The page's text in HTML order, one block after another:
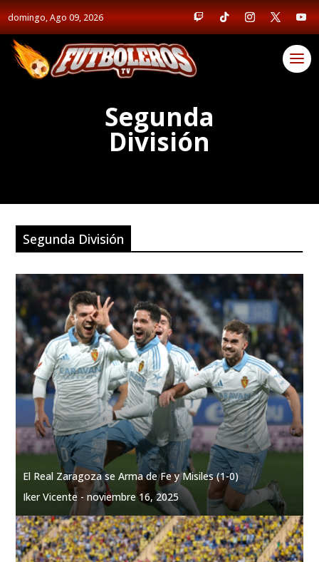
domingo, Ago 09, 2026
Segunda
División
Segunda División
El Real Zaragoza se Arma de Fe y Misiles (1-0)
Iker Vicente -noviembre 16, 2025